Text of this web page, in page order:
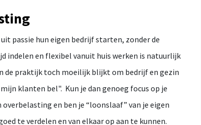
passie hun eigen bedrijf starten, zonder de
indelen en flexibel vanuit huis werken is natuurlijk
de praktijk toch moeilijk blijkt om bedrijf en gezin
klanten bel". Kun je dan genoeg focus op je
en ben je “loonslaaf” van je eigen
te verdelen en van elkaar op aan te kunnen.